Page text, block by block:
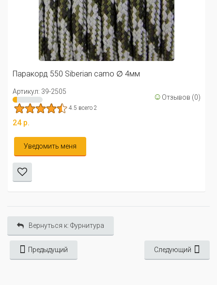
550 Siberian camo ∅ 4мм
39-2505
Отзывов (0)
4.5 всего 2
р.
Уведомить меня
Вернуться к: Фурнитура
Предыдущий Следующий